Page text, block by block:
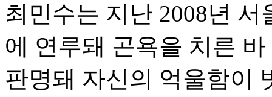
최민수는 지난 2008년
에 연루돼 곤욕을 치른
판명돼 자신의 억울함이